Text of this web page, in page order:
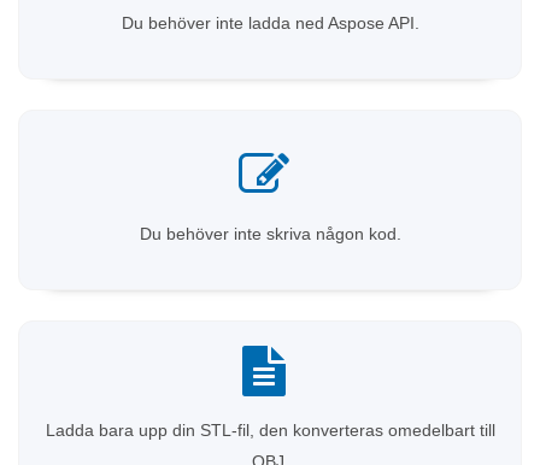
Du behöver inte ladda ned Aspose API.
Du behöver inte skriva någon kod.
Ladda bara upp din STL-fil, den konverteras omedelbart till
OBJ.